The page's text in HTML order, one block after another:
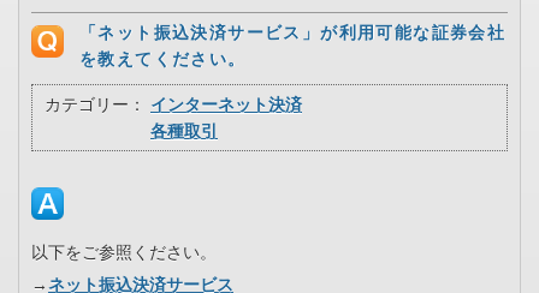
「ネット振込決済サービス」が利用可能な証券会社
を教えてください。
カテゴリー：
インターネット決済
各種取引
以下をご参照ください。
→ネット振込決済サービス